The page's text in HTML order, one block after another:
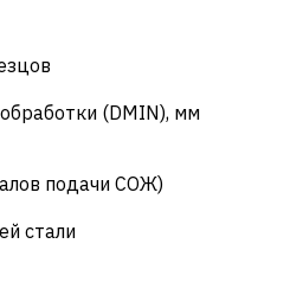
(DMIN), мм
подачи СОЖ)
стали